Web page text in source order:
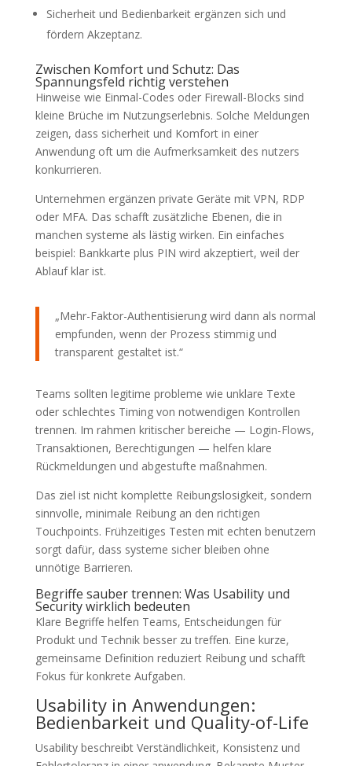
Sicherheit und Bedienbarkeit ergänzen sich und
fördern Akzeptanz.
Zwischen Komfort und Schutz: Das
Spannungsfeld richtig verstehen
Hinweise wie Einmal-Codes oder Firewall-Blocks sind
kleine Brüche im Nutzungserlebnis. Solche Meldungen
zeigen, dass sicherheit und Komfort in einer
Anwendung oft um die Aufmerksamkeit des nutzers
konkurrieren.
Unternehmen ergänzen private Geräte mit VPN, RDP
oder MFA. Das schafft zusätzliche Ebenen, die in
manchen systeme als lästig wirken. Ein einfaches
beispiel: Bankkarte plus PIN wird akzeptiert, weil der
Ablauf klar ist.
„Mehr-Faktor-Authentisierung wird dann als normal
empfunden, wenn der Prozess stimmig und
transparent gestaltet ist.“
Teams sollten legitime probleme wie unklare Texte
oder schlechtes Timing von notwendigen Kontrollen
trennen. Im rahmen kritischer bereiche — Login-Flows,
Transaktionen, Berechtigungen — helfen klare
Rückmeldungen und abgestufte maßnahmen.
Das ziel ist nicht komplette Reibungslosigkeit, sondern
sinnvolle, minimale Reibung an den richtigen
Touchpoints. Frühzeitiges Testen mit echten benutzern
sorgt dafür, dass systeme sicher bleiben ohne
unnötige Barrieren.
Begriffe sauber trennen: Was Usability und
Security wirklich bedeuten
Klare Begriffe helfen Teams, Entscheidungen für
Produkt und Technik besser zu treffen. Eine kurze,
gemeinsame Definition reduziert Reibung und schafft
Fokus für konkrete Aufgaben.
Usability in Anwendungen:
Bedienbarkeit und Quality-of-Life
Usability beschreibt Verständlichkeit, Konsistenz und